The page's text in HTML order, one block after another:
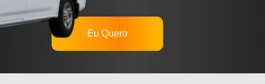
Eu Quero